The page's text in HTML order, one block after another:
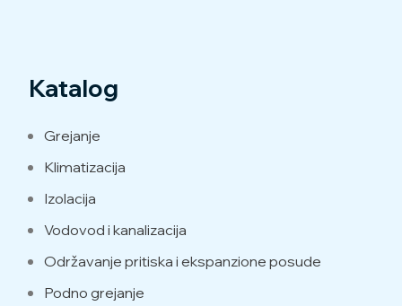
Katalog
Grejanje
Klimatizacija
Izolacija
Vodovod i kanalizacija
Održavanje pritiska i ekspanzione posude
Podno grejanje